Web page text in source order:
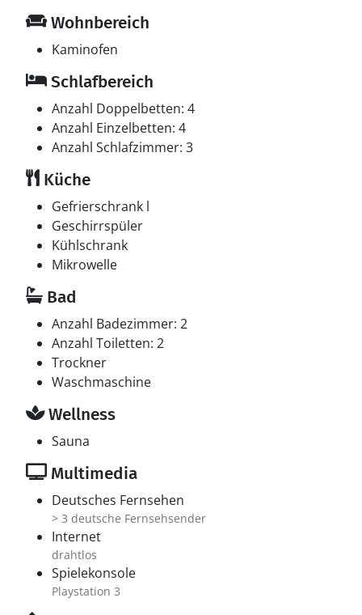
schwedische Fernsehsender. Mindestens 4 deutsche
Fernsehsender. Es steht kabellose Internetverbindung
Whirlpool
Entspannen Sie sich im Innen-Standwasser-Whirlpool
für 6 Personen.
Wohnbereich
Kaminofen
Schlafbereich
Anzahl Doppelbetten: 4
Anzahl Einzelbetten: 4
Anzahl Schlafzimmer: 3
Küche
Gefrierschrank l
Geschirrspüler
Kühlschrank
Mikrowelle
Bad
Anzahl Badezimmer: 2
Anzahl Toiletten: 2
Trockner
Waschmaschine
Wellness
Sauna
Multimedia
Deutsches Fernsehen
> 3 deutsche Fernsehsender
Internet
drahtlos
Spielekonsole
Playstation 3